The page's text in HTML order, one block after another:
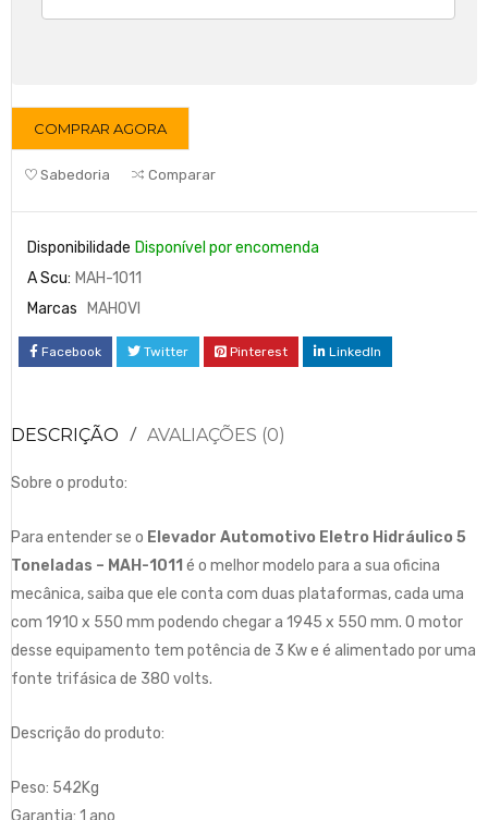
COMPRAR AGORA
Sabedoria Comparar
Disponibilidade Disponível por encomenda
A Scu: MAH-1011
Marcas
MAHOVI
Facebook Twitter Pinterest LinkedIn
DESCRIÇÃO AVALIAÇÕES (0)
Sobre o produto:
Para entender se o Elevador Automotivo Eletro Hidráulico 5
Toneladas – MAH-1011 é o melhor modelo para a sua oficina
mecânica, saiba que ele conta com duas plataformas, cada uma
com 1910 x 550 mm podendo chegar a 1945 x 550 mm. O motor
desse equipamento tem potência de 3 Kw e é alimentado por uma
fonte trifásica de 380 volts.
Descrição do produto:
Peso: 542Kg
Garantia: 1 ano